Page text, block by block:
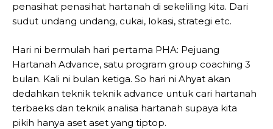
penasihat penasihat hartanah di sekeliling kita. Dari
sudut undang undang, cukai, lokasi, strategi etc.
Hari ni bermulah hari pertama PHA: Pejuang
Hartanah Advance, satu program group coaching 3
bulan. Kali ni bulan ketiga. So hari ni Ahyat akan
dedahkan teknik teknik advance untuk cari hartanah
terbaeks dan teknik analisa hartanah supaya kita
pikih hanya aset aset yang tiptop.